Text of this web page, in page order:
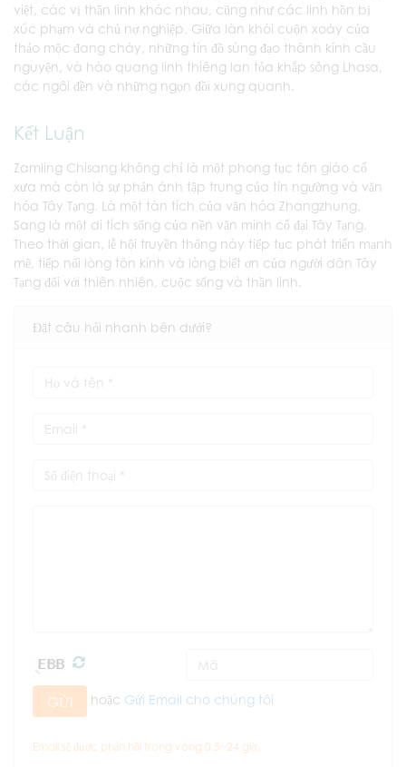
việt, các vị thần linh khác nhau, cũng như các linh hồn bị
xúc phạm và chủ nợ nghiệp. Giữa làn khói cuộn xoáy của
thảo mộc đang cháy, những tín đồ sùng đạo thành kính cầu
nguyện, và hào quang linh thiêng lan tỏa khắp sông Lhasa,
các ngôi đền và những ngọn đồi xung quanh.
Kết Luận
Zamling Chisang không chỉ là một phong tục tôn giáo cổ
xưa mà còn là sự phản ánh tập trung của tín ngưỡng và văn
hóa Tây Tạng. Là một tàn tích của văn hóa Zhangzhung,
Sang là một di tích sống của nền văn minh cổ đại Tây Tạng.
Theo thời gian, lễ hội truyền thống này tiếp tục phát triển mạnh
mẽ, tiếp nối lòng tôn kính và lòng biết ơn của người dân Tây
Tạng đối với thiên nhiên, cuộc sống và thần linh.
Đặt câu hỏi nhanh bên dưới?
GỬI hoặc Gửi Email cho chúng tôi
Email sẽ được phản hồi trong vòng 0.5~24 giờ.